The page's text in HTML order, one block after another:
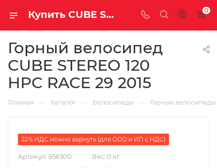
Купить CUBE STEREO 120 HPC RACE 29 2015 за рублей, а со скидкой 0
Горный велосипед
CUBE STEREO 120
HPC RACE 29 2015
Главная — Каталог — Велосипеды — Горные велосипеды
22% НДС можно вернуть (для ООО и ИП с НДС)
Артикул: 656300 Вес: 0 кг.